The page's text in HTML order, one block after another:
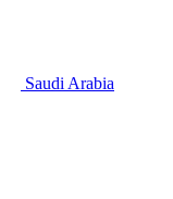
Saudi Arabia